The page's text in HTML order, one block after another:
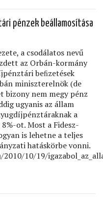
pénzek beállamosítása
a csodálatos nevű
az Orbán-kormány
beﬁzetések
miniszterelnök (de
bizony nem megy pénz
ugyanis az állam
a
ot. Most a Fidesz-
is lehetne a teljes
hatáskörbe vonni.
10/19/